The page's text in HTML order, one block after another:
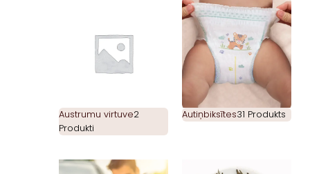
Austrumu virtuve2
Produkti
Autiņbiksītes31 Produkts